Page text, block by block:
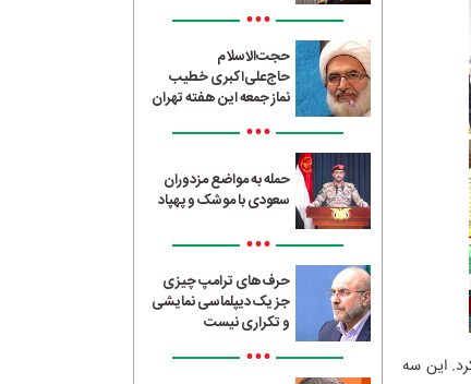
این سه
•••
حجت‌الاسلام
حاج‌علی‌اکبری خطیب
نماز جمعه این هفته تهران
•••
حمله به مواضع مزدوران
سعودی با موشک و پهپاد
•••
حرف‌های ترامپ چیزی
جز یک دیپلماسی نمایشی
و تکراری نیست
•••